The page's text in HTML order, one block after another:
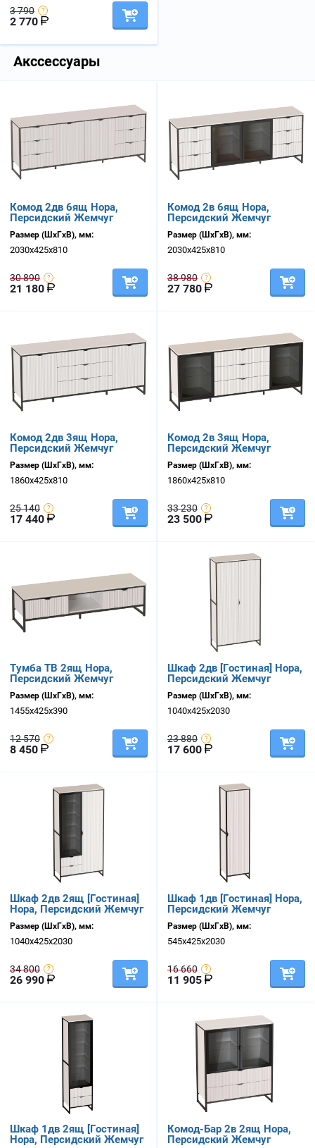
3 790
2 770
Акссессуары
Комод 2дв 6ящ Нора,
Персидский Жемчуг
Размер (ШхГхВ), мм:
2030х425х810
30 890
21 180
Комод 2в 6ящ Нора,
Персидский Жемчуг
Размер (ШхГхВ), мм:
2030х425х810
38 980
27 780
Комод 2дв 3ящ Нора,
Персидский Жемчуг
Размер (ШхГхВ), мм:
1860х425х810
25 140
17 440
Комод 2в 3ящ Нора,
Персидский Жемчуг
Размер (ШхГхВ), мм:
1860х425х810
33 230
23 500
Тумба ТВ 2ящ Нора,
Персидский Жемчуг
Размер (ШхГхВ), мм:
1455х425х390
12 570
8 450
Шкаф 2дв [Гостиная] Нора,
Персидский Жемчуг
Размер (ШхГхВ), мм:
1040х425х2030
23 880
17 600
Шкаф 2дв 2ящ [Гостиная]
Нора, Персидский Жемчуг
Размер (ШхГхВ), мм:
1040х425х2030
34 800
26 990
Шкаф 1дв [Гостиная] Нора,
Персидский Жемчуг
Размер (ШхГхВ), мм:
545х425х2030
16 660
11 905
Шкаф 1дв 2ящ [Гостиная]
Нора, Персидский Жемчуг
Комод-Бар 2в 2ящ Нора,
Персидский Жемчуг